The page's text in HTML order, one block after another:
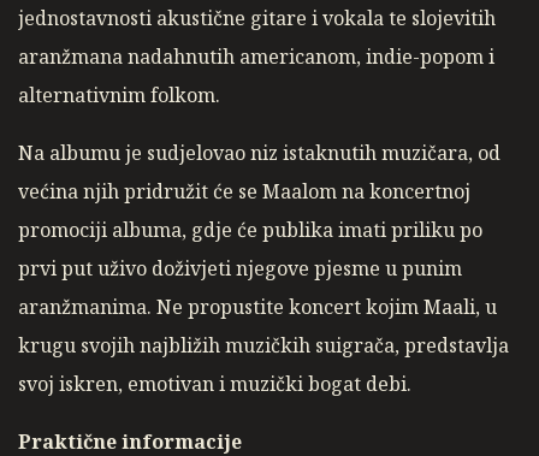
jednostavnosti akustične gitare i vokala te slojevitih
aranžmana nadahnutih americanom, indie-popom i
alternativnim folkom.
Na albumu je sudjelovao niz istaknutih muzičara, od
većina njih pridružit će se Maalom na koncertnoj
promociji albuma, gdje će publika imati priliku po
prvi put uživo doživjeti njegove pjesme u punim
aranžmanima. Ne propustite koncert kojim Maali, u
krugu svojih najbližih muzičkih suigrača, predstavlja
svoj iskren, emotivan i muzički bogat debi.
Praktične informacije